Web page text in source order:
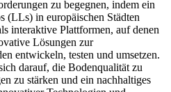
zu begegnen, indem ein
in europäischen Städten
interaktive Plattformen, auf denen
Lösungen zur
entwickeln, testen und umsetzen.
darauf, die Bodenqualität zu
zu stärken und ein nachhaltiges